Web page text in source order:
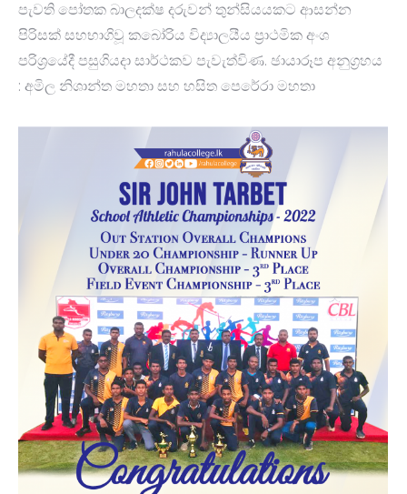
පැවති පෝතක බාලදක්ෂ දරුවන් තුන්සියයකට ආසන්න
පිරිසක් සහභාගිවූ කබෝරිය විද්‍යාලයීය ප්‍රාථමික අංශ
පරිශ්‍රයේදී පසුගියදා සාර්ථකව පැවැත්වි​ණ. ඡායාරූප අනුග්‍රහය
: අමිල නිශාන්ත මහතා සහ හසි​ත පෙරේරා මහ​තා